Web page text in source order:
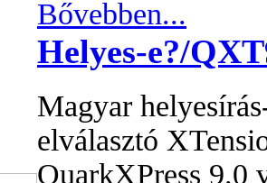
Bővebben...
Helyes-e?/
Magyar
elválasztó
QuarkXPress 9.0